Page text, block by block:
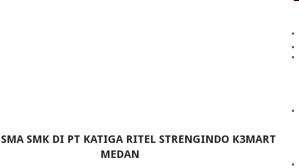
SMA SMK DI PT KATIGA RITEL STRENGINDO K3MART
MEDAN